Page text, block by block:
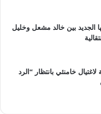
الجديد بين خالد مشعل وخليل
خامنئي بانتظار “الرد